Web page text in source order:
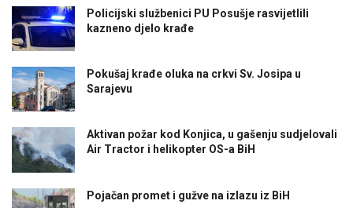
Policijski službenici PU Posušje rasvijetlili
kazneno djelo krađe
Pokušaj krađe oluka na crkvi Sv. Josipa u
Sarajevu
Aktivan požar kod Konjica, u gašenju sudjelovali
Air Tractor i helikopter OS-a BiH
Pojačan promet i gužve na izlazu iz BiH